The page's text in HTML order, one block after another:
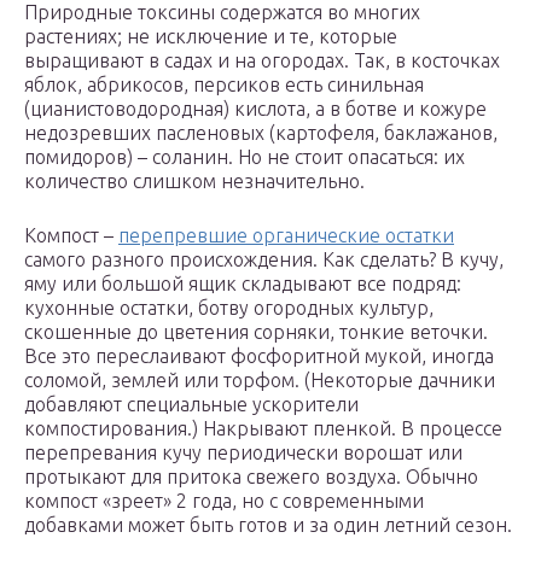
Природные токсины содержатся во многих
растениях; не исключение и те, которые
выращивают в садах и на огородах. Так, в косточках
яблок, абрикосов, персиков есть синильная
(цианистоводородная) кислота, а в ботве и кожуре
недозревших пасленовых (картофеля, баклажанов,
помидоров) – соланин. Но не стоит опасаться: их
количество слишком незначительно.
Компост – перепревшие органические остатки
самого разного происхождения. Как сделать? В кучу,
яму или большой ящик складывают все подряд:
кухонные остатки, ботву огородных культур,
скошенные до цветения сорняки, тонкие веточки.
Все это переслаивают фосфоритной мукой, иногда
соломой, землей или торфом. (Некоторые дачники
добавляют специальные ускорители
компостирования.) Накрывают пленкой. В процессе
перепревания кучу периодически ворошат или
протыкают для притока свежего воздуха. Обычно
компост «зреет» 2 года, но с современными
добавками может быть готов и за один летний сезон.